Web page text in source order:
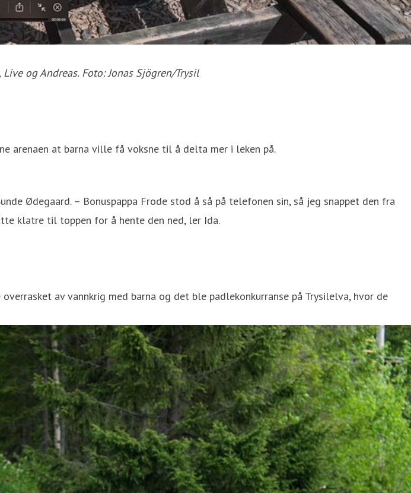
og Andreas. Foto: Jonas Sjögren/Trysil
arenaen at barna ville få voksne til å delta mer i leken på.
Ødegaard. – Bonuspappa Frode stod å så på telefonen sin, så jeg snappet den fra
klatre til toppen for å hente den ned, ler Ida.
av vannkrig med barna og det ble padlekonkurranse på Trysilelva, hvor de